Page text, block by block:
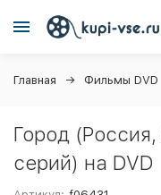
Главная Фильмы DVD
Город
серий) на DVD